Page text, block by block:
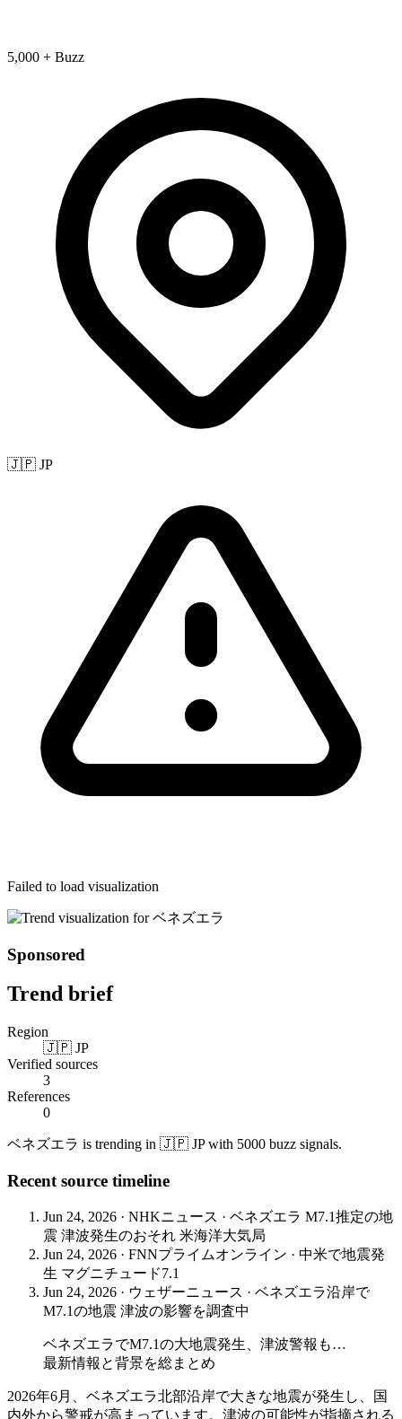
5,000 + Buzz
🇯🇵 JP
Failed to load visualization
Sponsored
Trend brief
Region
🇯🇵 JP
Verified sources
3
References
0
ベネズエラ is trending in 🇯🇵 JP with 5000 buzz signals.
Recent source timeline
Jun 24, 2026 · NHKニュース · ベネズエラ M7.1推定の地
震 津波発生のおそれ 米海洋大気局
Jun 24, 2026 · FNNプライムオンライン · 中米で地震発
生 マグニチュード7.1
Jun 24, 2026 · ウェザーニュース · ベネズエラ沿岸で
M7.1の地震 津波の影響を調査中
ベネズエラでM7.1の大地震発生、津波警報も…
最新情報と背景を総まとめ
2026年6月、ベネズエラ北部沿岸で大きな地震が発生し、国
内外から警戒が高まっています。津波の可能性が指摘される